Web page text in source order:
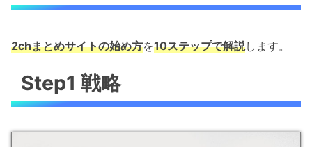
2chまとめサイトの始め方を10ステップで解説します。
Step1 戦略